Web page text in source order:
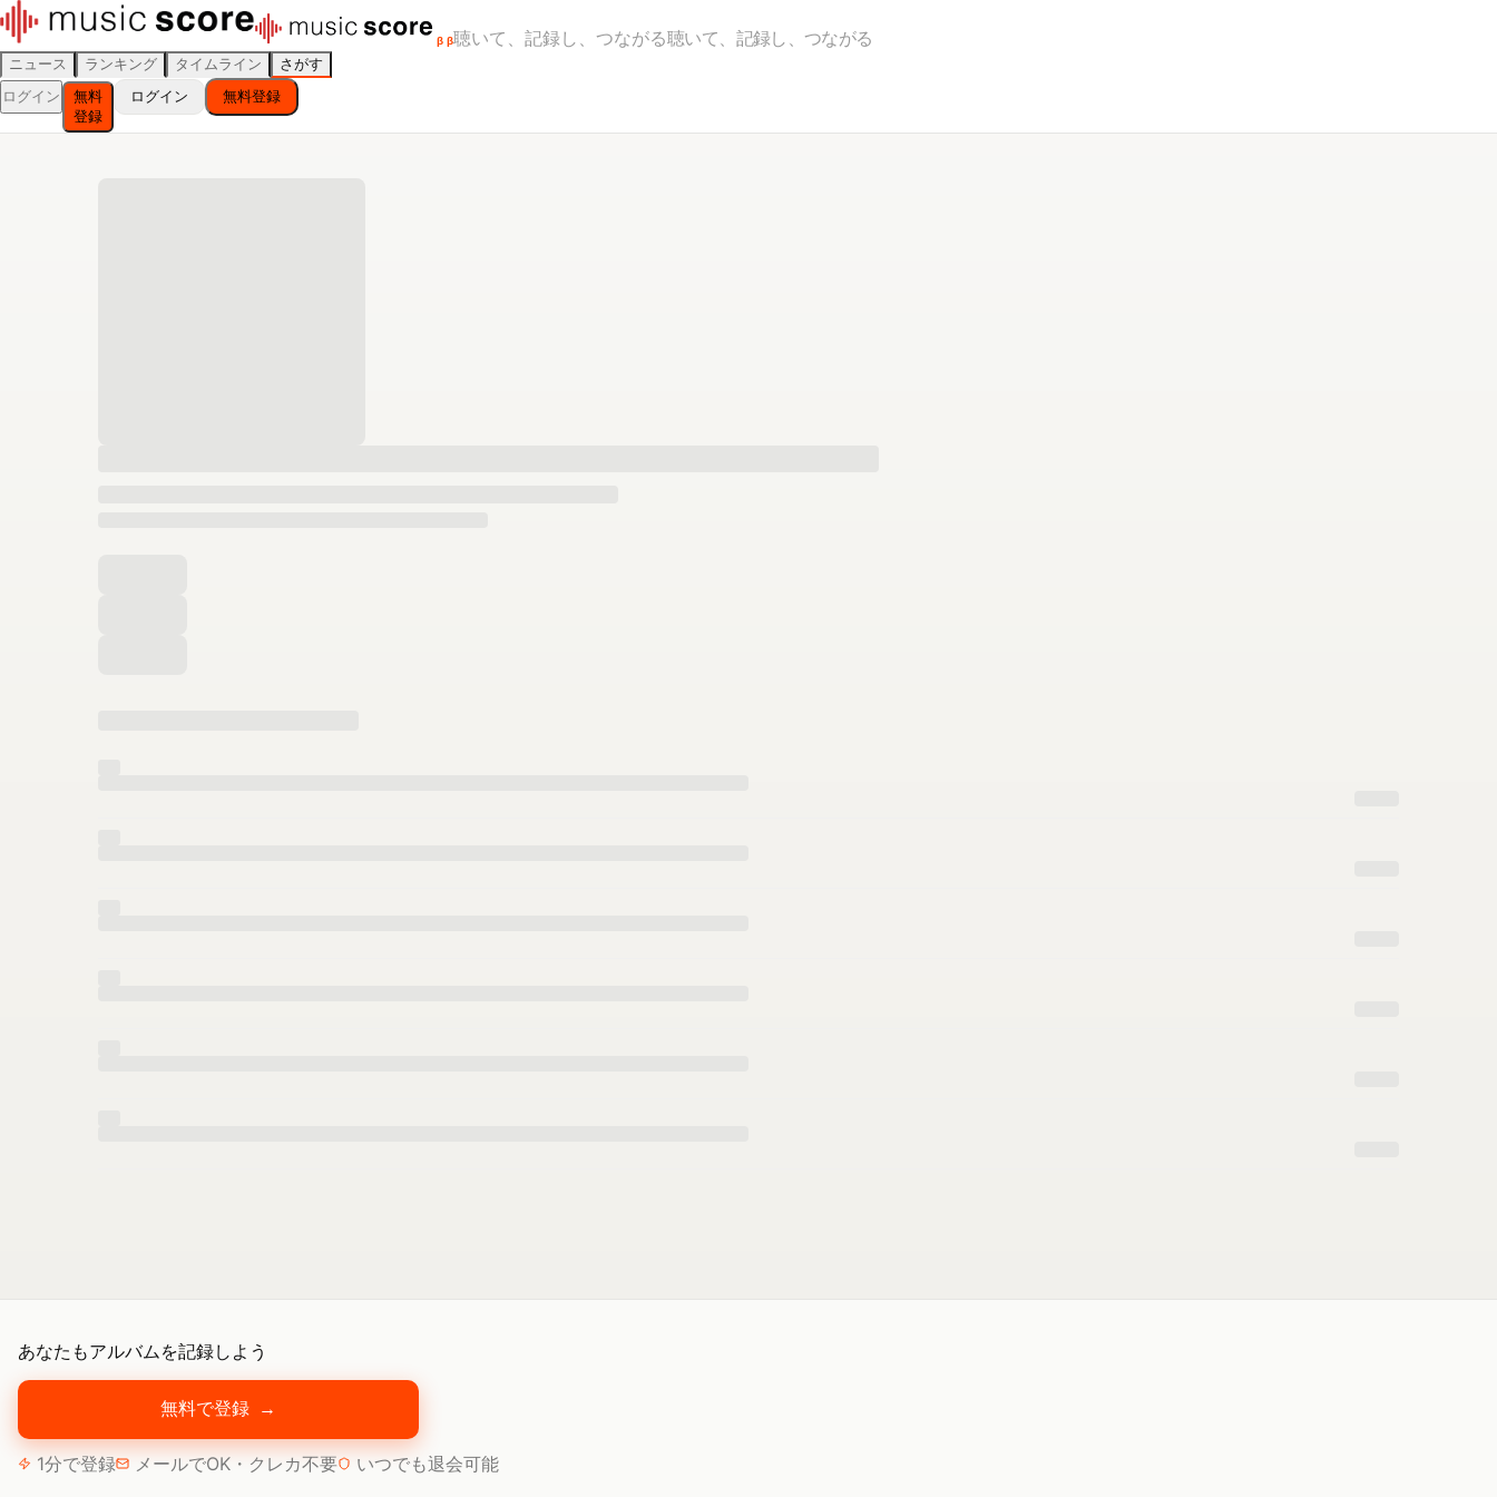
β β聴いて、記録し、つながる聴いて、記録し、つながる
ニュース ランキング タイムライン
さがす
ログイン
無料
登録
ログイン 無料登録
あなたもアルバムを記録しよう
無料で登録 →
1分で登録 メールでOK・クレカ不要 いつでも退会可能